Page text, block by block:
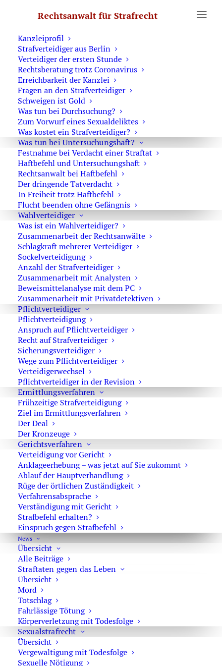
Rechtsanwalt für Strafrecht
Was Sie wissen sollten
Kanzleiprofil
Strafverteidiger aus Berlin
Verteidiger der ersten Stunde
Rechtsberatung trotz Coronavirus
Erreichbarkeit der Kanzlei
Fragen an den Strafverteidiger
Schweigen ist Gold
Was tun bei Durchsuchung?
Zum Vorwurf eines Sexualdeliktes
Was kostet ein Strafverteidiger?
Was tun bei Untersuchungshaft?
Festnahme bei Verdacht einer Straftat
Haftbefehl und Untersuchungshaft
Rechtsanwalt bei Haftbefehl
Der dringende Tatverdacht
In Freiheit trotz Haftbefehl
Flucht beenden ohne Gefängnis
Wahlverteidiger
Was ist ein Wahlverteidiger?
Zusammenarbeit der Rechtsanwälte
Schlagkraft mehrerer Verteidiger
Sockelverteidigung
Anzahl der Strafverteidiger
Zusammenarbeit mit Analysten
Beweismittelanalyse mit dem PC
Zusammenarbeit mit Privatdetektiven
Pflichtverteidiger
Pflichtverteidigung
Anspruch auf Pflichtverteidiger
Recht auf Strafverteidiger
Sicherungsverteidiger
Wege zum Pflichtverteidiger
Verteidigerwechsel
Pflichtverteidiger in der Revision
Ermittlungsverfahren
Frühzeitige Strafverteidigung
Ziel im Ermittlungsverfahren
Der Deal
Der Kronzeuge
Gerichtsverfahren
Verteidigung vor Gericht
Anklageerhebung – was jetzt auf Sie zukommt
Ablauf der Hauptverhandlung
Rüge der örtlichen Zuständigkeit
Verfahrensabsprache
Verständigung mit Gericht
Strafbefehl erhalten?
Einspruch gegen Strafbefehl
News
Übersicht
Alle Beiträge
Straftaten gegen das Leben
Übersicht
Mord
Totschlag
Fahrlässige Tötung
Körperverletzung mit Todesfolge
Sexualstrafrecht
Übersicht
Vergewaltigung mit Todesfolge
Sexuelle Nötigung
Home Archive by Category "Fahrverbot"
Blutentnahme durch die Polizei bei
einer Verkehrskontrolle
Fahrverbot und Führerscheinentzug
Strafverteidiger-Notruf (z. B. bei
Festnahme oder
Hausdurchsuchungen):
0171 65 43 669
Sie erreichen die Anwaltskanzlei an den
Wochentagen über das Sekretariat.
Die Sekretärinnen sind zur Verschwiegenheit
verpflichtet. Erforderliche Erstinformationen
können Sie ihnen anvertrauen.
Rechtsanwalt Oliver Marson
Adresse: Kurfürstendamm 66, 10707 Berlin
Telefon:+49 30 720 22 970
Fax +49 30 720 22 771
E-Mail:marson@anwaltmarson.de
Hilfe im Notfall
Sie können sich im Notfall rund um die Uhr an uns
wenden. Bitte wählen Sie:
Typische Notfälle sind: Festnahme, Anordnung der
Untersuchungshaft oder Hausdurchsuchungen.